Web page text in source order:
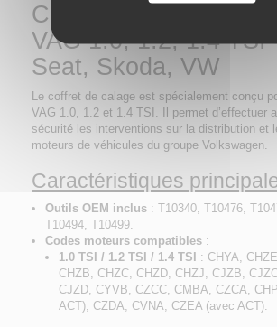
Coffret de calage
VAG 1.0, 1.2, 1.4 TSI
Seat, Skoda, VW
Le coffret de calage est spécialement conçu
VAG 1.0, 1.2 et 1.4 TSI. Il permet d’effectuer
sécurité les interventions sur la distribution et
moteurs de véhicules du groupe Volkswagen.
Caractéristiques
Outils OEM inclus : T10340, T10476,
T10494, T10499.
Codes moteurs compatibles :
1.0 TSI / 1.2 TSI / 1.4 TSI
: CHYA,
CHZB, CHZC, CHZD, CHZJ, CJZB,
CJZD, CYVB, CZCC, CMBA, CZCA,
ACT), CZDA, CVNA, CZEA (avec ACT).